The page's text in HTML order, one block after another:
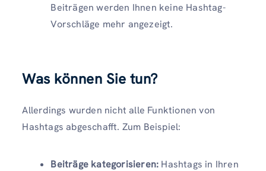
Beiträgen werden Ihnen keine Hashtag-
Vorschläge mehr angezeigt.
Was können Sie tun?
Allerdings wurden nicht alle Funktionen von
Hashtags abgeschafft. Zum Beispiel:
Beiträge kategorisieren: Hashtags in Ihren